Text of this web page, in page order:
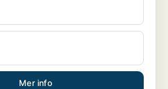
Mer info